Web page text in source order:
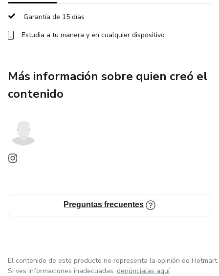
Garantía de 15 días
Estudia a tu manera y en cualquier dispositivo
Más información sobre quien creó el
contenido
Preguntas frecuentes
El contenido de este producto no representa la opinión de Hotmart.
Si ves informaciones inadecuadas, denúncialas aquí